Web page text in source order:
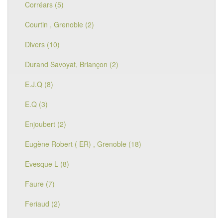
Corréars (5)
Courtin , Grenoble (2)
Divers (10)
Durand Savoyat, Briançon (2)
E.J.Q (8)
E.Q (3)
Enjoubert (2)
Eugène Robert ( ER) , Grenoble (18)
Evesque L (8)
Faure (7)
Feriaud (2)